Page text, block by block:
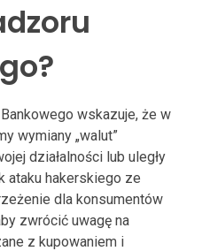
wskazuje, że w
wymiany „walut”
działalności lub uległy
ataku hakerskiego ze
dla konsumentów
zwrócić uwagę na
z kupowaniem i